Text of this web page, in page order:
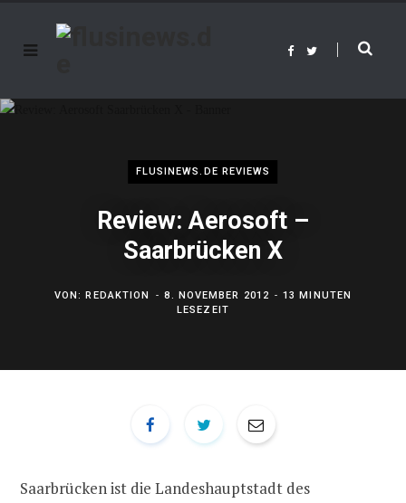
F
b
T
t
FLUSINEWS.DE REVIEWS
Review: Aerosoft –
Saarbrücken X
VON:REDAKTION 8. NOVEMBER 2012
13 MINUTEN
LESEZEIT
Saarbrücken ist die Landeshauptstadt des